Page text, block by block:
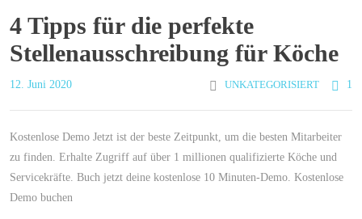
4 Tipps für die perfekte
Stellenausschreibung für Köche
12. Juni 2020 UNKATEGORISIERT 1
Kostenlose Demo Jetzt ist der beste Zeitpunkt, um die besten Mitarbeiter
zu finden. Erhalte Zugriff auf über 1 millionen qualifizierte Köche und
Servicekräfte. Buch jetzt deine kostenlose 10 Minuten-Demo. Kostenlose
Demo buchen